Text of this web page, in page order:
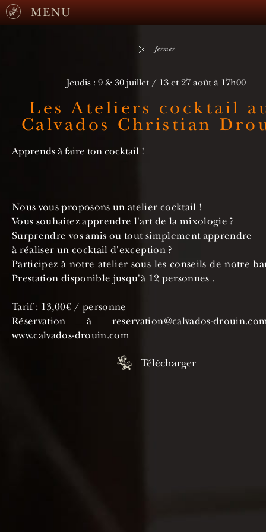
MENU
fermer
Jeudis : 9 & 30 juillet / 13 et 27 août à 17h00
Les Ateliers cocktail
Calvados Christian
Apprends à faire ton cocktail !
Nous vous proposons un atelier cocktail !
Vous souhaitez apprendre l'art de la mixologie ?
Surprendre vos amis ou tout simplement apprendre
à réaliser un cocktail d'exception ?
Participez à notre atelier sous les conseils de notre
Prestation disponible jusqu'à 12 personnes .
Tarif : 13,00€ / personne
Réservation à reservation@calvados-
www.calvados-drouin.com
Télécharger